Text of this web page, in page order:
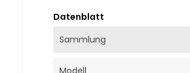
Datenblatt
Sammlung